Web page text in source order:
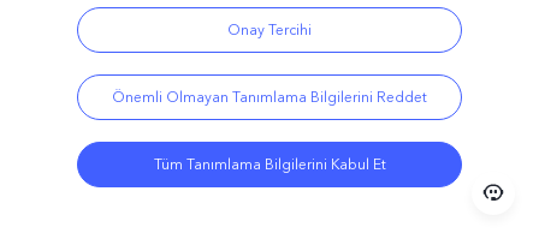
Onay Tercihi
Önemli Olmayan Tanımlama Bilgilerini Reddet
Tüm Tanımlama Bilgilerini Kabul Et